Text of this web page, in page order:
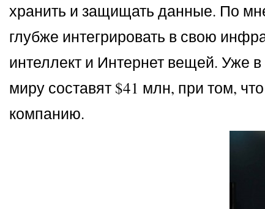
хранить и защищать данные. По
глубже интегрировать в свою
интеллект и Интернет вещей. Уже
миру составят $41 млн, при том,
компанию.